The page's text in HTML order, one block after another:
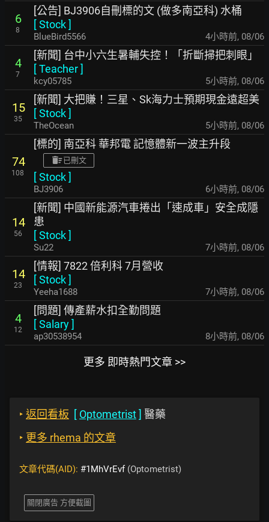
6
8
[公告] BJ3906自刪標的文 (做多南亞科) 水桶
[Stock]
BlueBird5566 4小時前, 08/06
4
7
[新聞] 台中小六生暑輔失控！「折斷掃把刺眼」
[Teacher]
kcy05785 5小時前, 08/06
15
35
[新聞] 大把賺！三星、Sk海力士預期現金遠超美
[Stock]
TheOcean 5小時前, 08/06
74
108
[標的] 南亞科 華邦電 記憶體新一波主升段
已刪文
[Stock]
BJ3906 6小時前, 08/06
14
56
[新聞] 中國新能源汽車捲出「速成車」安全成隱
患
[Stock]
Su22 7小時前, 08/06
14
23
[情報] 7822 倍利科 7月營收
[Stock]
Yeeha1688 7小時前, 08/06
4
12
[問題] 傳產薪水扣全勤問題
[Salary]
ap30538954 8小時前, 08/06
更多 即時熱門文章 >>
‣ 返回看板 [ Optometrist] 醫藥
‣ 更多 rhema 的文章
文章代碼(AID): #1MhVrEvf(Optometrist)
關閉廣告 方便截圖